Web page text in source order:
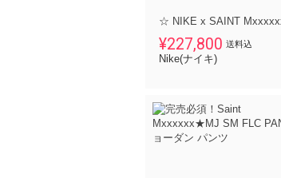
¥227,800 送料込
Nike(ナイキ)